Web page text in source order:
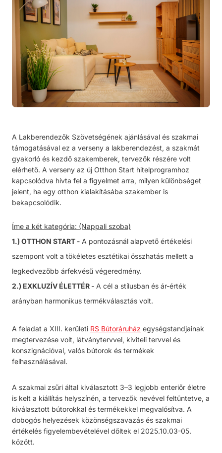
A Lakberendezők Szövetségének ajánlásával és szakmai
támogatásával ez a verseny a lakberendezést, a szakmát
gyakorló és kezdő szakemberek, tervezők részére volt
elérhető. A verseny az új Otthon Start hitelprogramhoz
kapcsolódva hívta fel a figyelmet arra, milyen különbséget
jelent, ha egy otthon kialakításába szakember is
bekapcsolódik.
Íme a két kategória: (Nappali szoba)
1.) OTTHON START - A pontozásnál alapvető értékelési
szempont volt a tökéletes esztétikai összhatás mellett a
legkedvezőbb árfekvésű végeredmény.
2.) EXKLUZÍV ÉLETTÉR - A cél a stílusban és ár-érték
arányban harmonikus termékválasztás volt.
A feladat a XIII. kerületi RS Bútoráruház egységstandjainak
megtervezése volt, látványtervvel, kiviteli tervvel és
konszignációval, valós bútorok és termékek
felhasználásával.
A szakmai zsűri által kiválasztott 3–3 legjobb enteriőr életre
is kelt a kiállítás helyszínén, a tervezők nevével feltüntetve, a
kiválasztott bútorokkal és termékekkel megvalósítva. A
dobogós helyezések közönségszavazás és szakmai
értékelés figyelembevételével dőltek el 2025.10.03-05.
között.